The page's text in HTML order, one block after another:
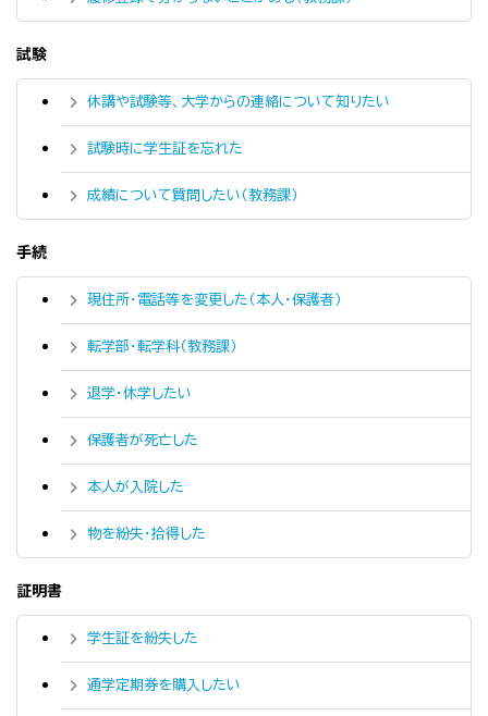
試験
休講や試験等、大学からの連絡について知りたい
試験時に学生証を忘れた
成績について質問したい（教務課）
手続
現住所・電話等を変更した（本人・保護者）
転学部・転学科（教務課）
退学・休学したい
保護者が死亡した
本人が入院した
物を紛失・拾得した
証明書
学生証を紛失した
通学定期券を購入したい